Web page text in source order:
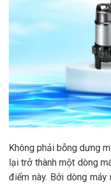
Không phải bỗng dưng
lại trở thành một dòng
điểm này. Bởi dòng